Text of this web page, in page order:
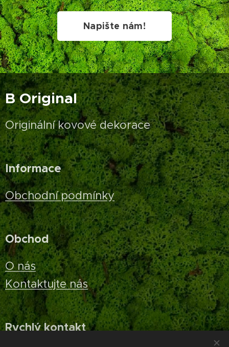
Napište nám!
B Original
Originální kovové dekorace
Informace
Obchodní podmínky
Obchod
O nás
Kontaktujte nás
Rychlý kontakt